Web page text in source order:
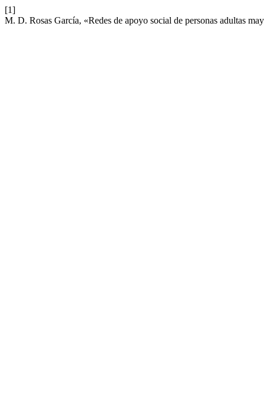
[1]
M. D. Rosas García, «Redes de apoyo social de personas adultas